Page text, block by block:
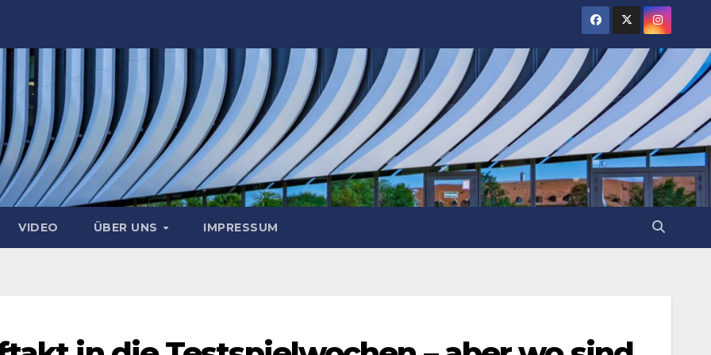
VIDEO ÜBER UNS IMPRESSUM